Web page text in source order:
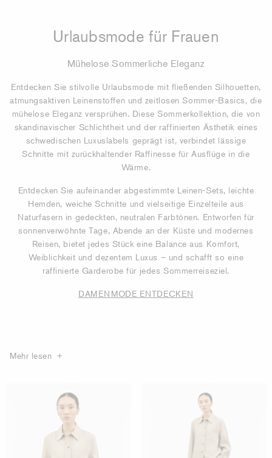
Urlaubsmode für Frauen
Mühelose Sommerliche Eleganz
Entdecken Sie stilvolle Urlaubsmode mit fließenden Silhouetten,
atmungsaktiven Leinenstoffen und zeitlosen Sommer-Basics, die
mühelose Eleganz versprühen. Diese Sommerkollektion, die von
skandinavischer Schlichtheit und der raffinierten Ästhetik eines
schwedischen Luxuslabels geprägt ist, verbindet lässige
Schnitte mit zurückhaltender Raffinesse für Ausflüge in die
Wärme.
Entdecken Sie aufeinander abgestimmte Leinen-Sets, leichte
Hemden, weiche Schnitte und vielseitige Einzelteile aus
Naturfasern in gedeckten, neutralen Farbtönen. Entworfen für
sonnenverwöhnte Tage, Abende an der Küste und modernes
Reisen, bietet jedes Stück eine Balance aus Komfort,
Weiblichkeit und dezentem Luxus – und schafft so eine
raffinierte Garderobe für jedes Sommerreiseziel.
DAMENMODE ENTDECKEN
Mehr lesen